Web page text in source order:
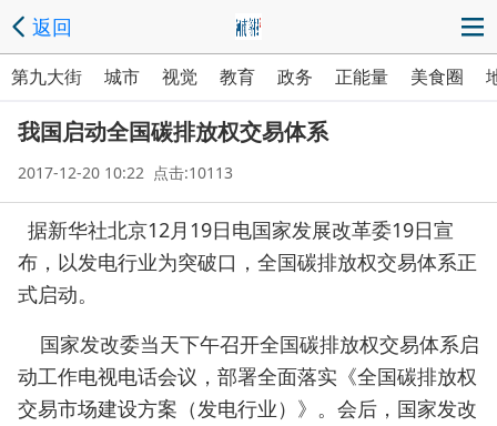
返回
第九大街 城市 视觉 教育 政务 正能量 美食圈
我国启动全国碳排放权交易体系
2017-12-20 10:22 点击:10113
据新华社北京12月19日电国家发展改革委19日宣
布，以发电行业为突破口，全国碳排放权交易体系正
式启动。
国家发改委当天下午召开全国碳排放权交易体系启
动工作电视电话会议，部署全面落实《全国碳排放权
交易市场建设方案（发电行业）》。会后，国家发改